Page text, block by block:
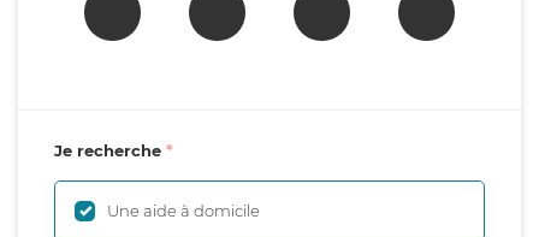
Je recherche
Une aide à domicile